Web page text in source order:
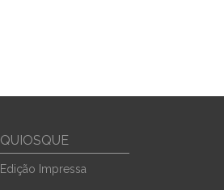
QUIOSQUE
Edição Impressa